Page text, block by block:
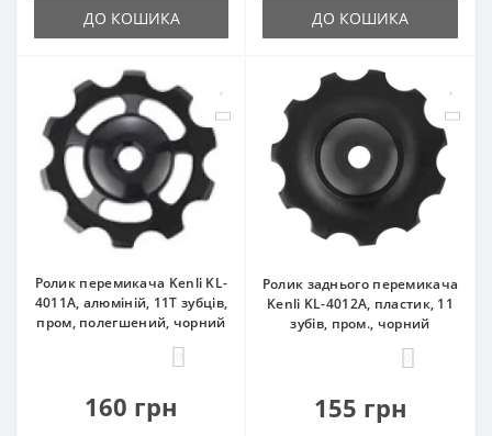
ДО КОШИКА ДО КОШИКА
Ролик перемикача Kenli KL-
4011A, алюміній, 11Т зубців,
пром, полегшений, чорний
160 грн
Ролик заднього перемикача
Kenli KL-4012A, пластик, 11
зубів, пром., чорний
155 грн